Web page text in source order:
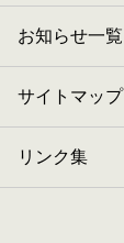
お知らせ一覧
サイトマップ
リンク集